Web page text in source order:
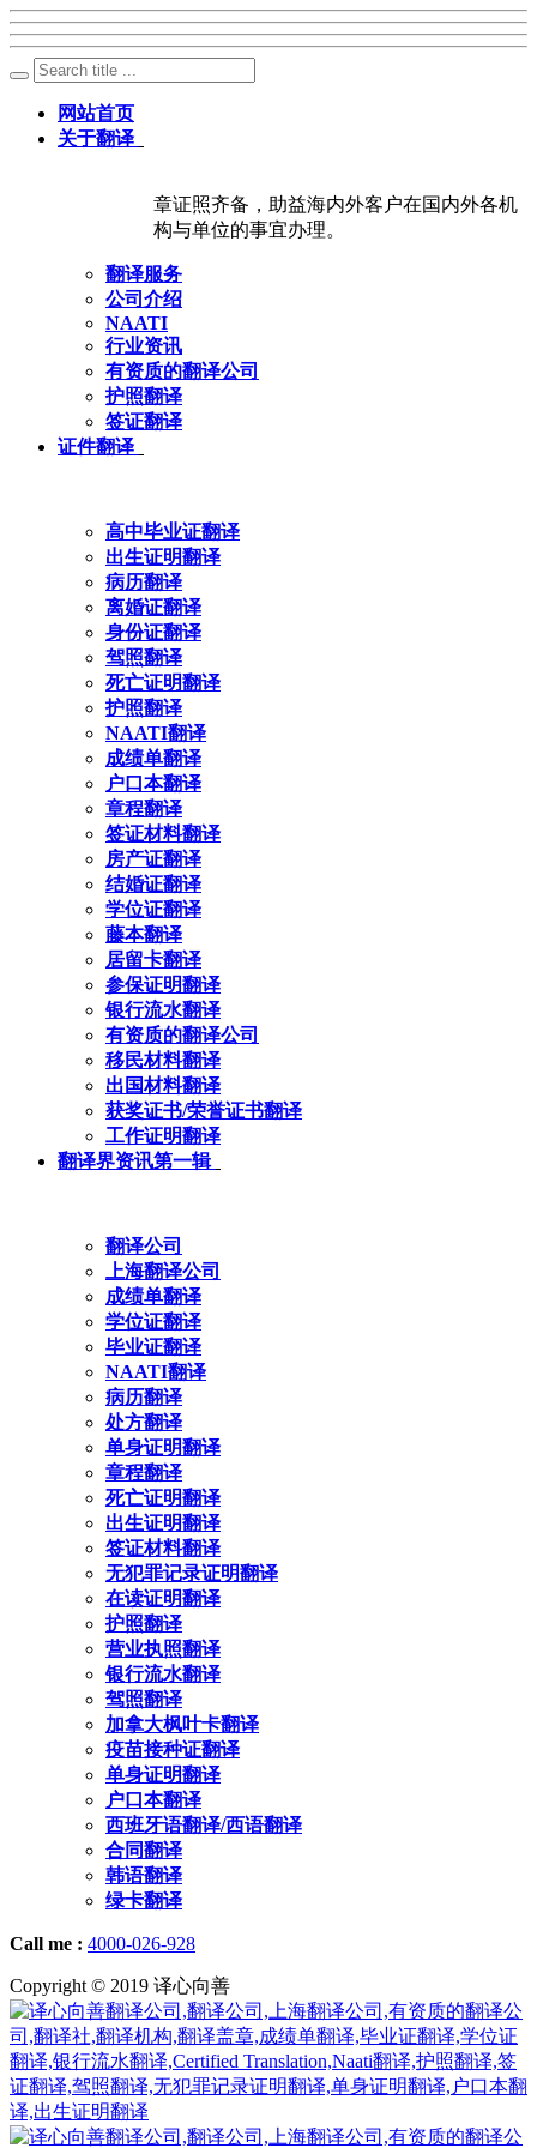
网站首页
关于翻译
章证照齐备，助益海内外客户在国内外各机
构与单位的事宜办理。
翻译服务
公司介绍
NAATI
行业资讯
有资质的翻译公司
护照翻译
签证翻译
证件翻译
高中毕业证翻译
出生证明翻译
病历翻译
离婚证翻译
身份证翻译
驾照翻译
死亡证明翻译
护照翻译
NAATI翻译
成绩单翻译
户口本翻译
章程翻译
签证材料翻译
房产证翻译
结婚证翻译
学位证翻译
藤本翻译
居留卡翻译
参保证明翻译
银行流水翻译
有资质的翻译公司
移民材料翻译
出国材料翻译
获奖证书/荣誉证书翻译
工作证明翻译
翻译界资讯第一辑
翻译公司
上海翻译公司
成绩单翻译
学位证翻译
毕业证翻译
NAATI翻译
病历翻译
处方翻译
单身证明翻译
章程翻译
死亡证明翻译
出生证明翻译
签证材料翻译
无犯罪记录证明翻译
在读证明翻译
护照翻译
营业执照翻译
银行流水翻译
驾照翻译
加拿大枫叶卡翻译
疫苗接种证翻译
单身证明翻译
户口本翻译
西班牙语翻译/西语翻译
合同翻译
韩语翻译
绿卡翻译
Call me : 4000-026-928
Copyright © 2019 译心向善